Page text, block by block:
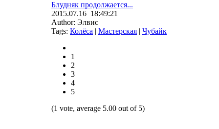
Блудняк продолжается...
2015.07.16 18:49:21
Author: Элвис
Tags: Колёса | Мастерская | Чубайк
1
2
3
4
5
(1 vote, average 5.00 out of 5)